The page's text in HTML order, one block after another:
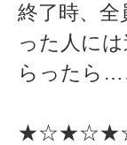
終了時、
った人に
らったら…